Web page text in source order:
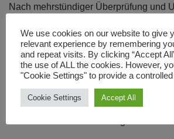
Nach mehrstündiger Überprüfung und
antreten.
Am Abend erreichten wir unser
Blaulicht und Martinhorn feierlich
We use cookies on our website to give
relevant experience by remembering
and repeat visits. By clicking “Accept
the use of ALL the cookies. However,
"Cookie Settings" to provide a
Cookie Settings Accept All